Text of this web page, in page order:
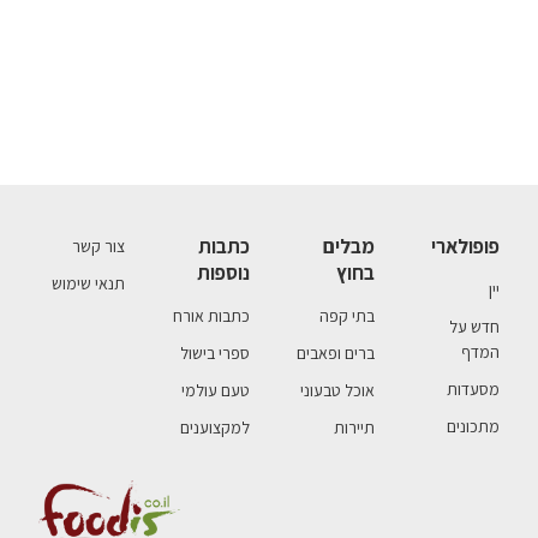
פופולארי
יין
חדש על
המדף
מסעדות
מתכונים
מבלים
בחוץ
בתי קפה
ברים ופאבים
אוכל טבעוני
תיירות
כתבות
נוספות
כתבות אורח
ספרי בישול
טעם עולמי
למקצוענים
צור קשר
תנאי שימוש